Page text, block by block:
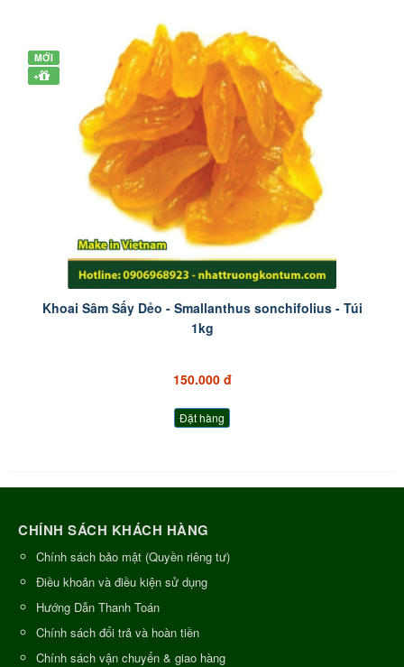
MỚI
+
Khoai Sâm Sấy Dẻo - Smallanthus sonchifolius - Túi
1kg
150.000 đ
Đặt hàng
CHÍNH SÁCH KHÁCH HÀNG
Chính sách bảo mật (Quyền riêng tư)
Điều khoản và điều kiện sử dụng
Hướng Dẫn Thanh Toán
Chính sách đổi trả và hoàn tiền
Chính sách vận chuyển & giao hàng